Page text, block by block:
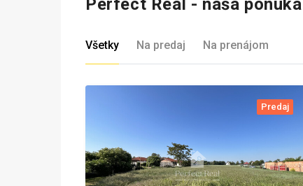
Perfect Real - naša ponuka
Všetky Na predaj Na prenájom
Predaj